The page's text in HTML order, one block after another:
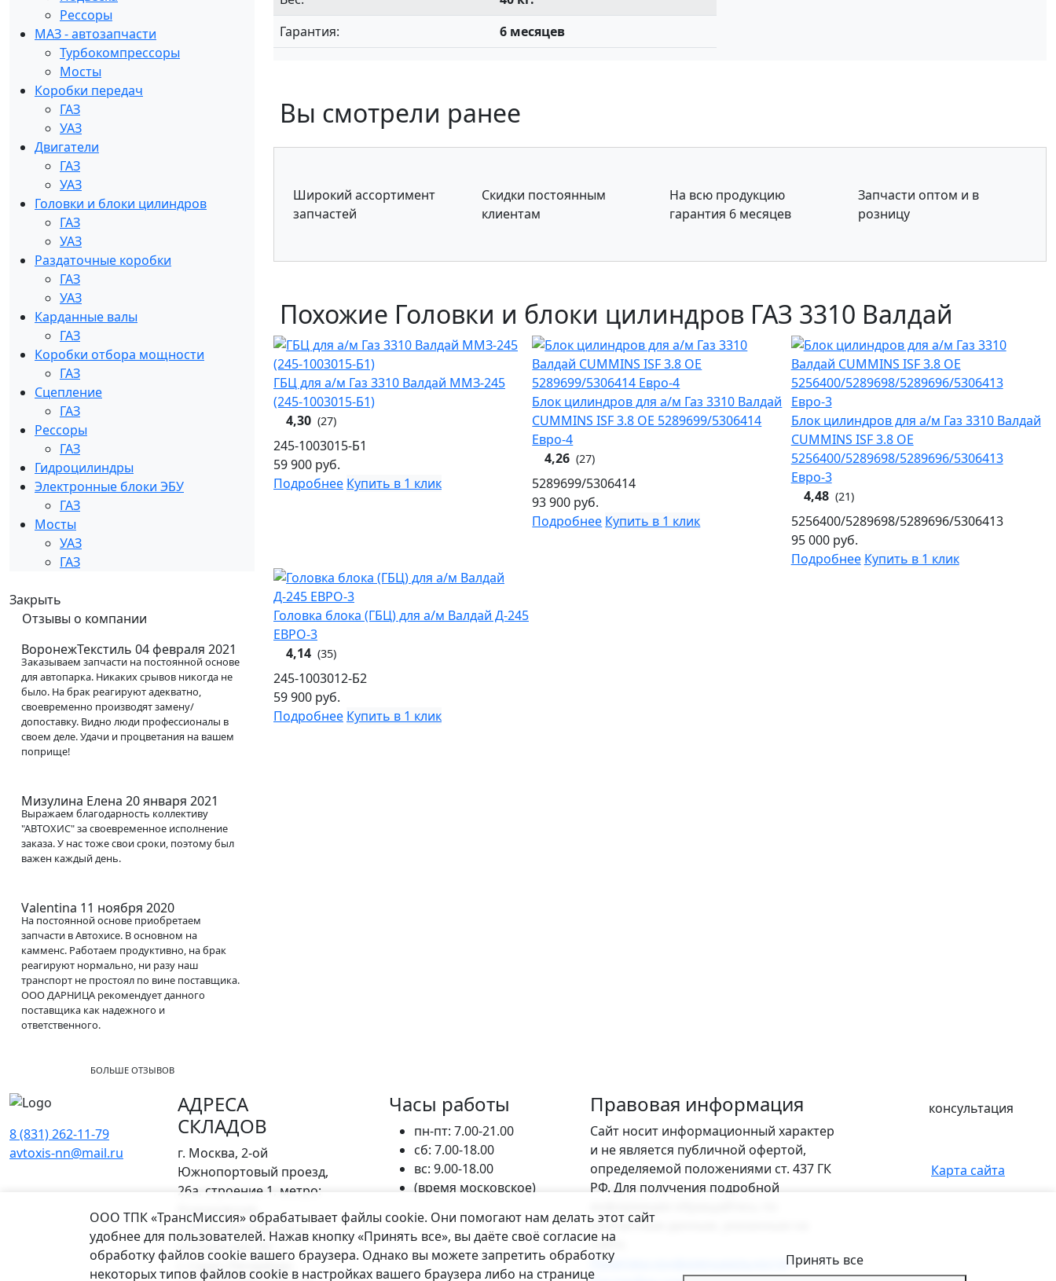
Рессоры
МАЗ - автозапчасти
Турбокомпрессоры
Мосты
Коробки передач
ГАЗ
УАЗ
Двигатели
ГАЗ
УАЗ
Головки и блоки цилиндров
ГАЗ
УАЗ
Раздаточные коробки
ГАЗ
УАЗ
Карданные валы
ГАЗ
Коробки отбора мощности
ГАЗ
Сцепление
ГАЗ
Рессоры
ГАЗ
Гидроцилиндры
Электронные блоки ЭБУ
ГАЗ
Мосты
УАЗ
ГАЗ
Закрыть
Отзывы о компании
ВоронежТекстиль 04 февраля 2021
Заказываем запчасти на постоянной основе
для автопарка. Никаких срывов никогда не
было. На брак реагируют адекватно,
своевременно производят замену/
допоставку. Видно люди профессионалы в
своем деле. Удачи и процветания на вашем
поприще!
Мизулина Елена 20 января 2021
Выражаем благодарность коллективу
"АВТОХИС" за своевременное исполнение
заказа. У нас тоже свои сроки, поэтому был
важен каждый день.
Valentina 11 ноября 2020
На постоянной основе приобретаем
запчасти в Автохисе. В основном на
камменс. Работаем продуктивно, на брак
реагируют нормально, ни разу наш
транспорт не простоял по вине поставщика.
ООО ДАРНИЦА рекомендует данного
поставщика как надежного и
ответственного.
БОЛЬШЕ ОТЗЫВОВ
Гарантия:
6 месяцев
Вы смотрели ранее
Широкий ассортимент
запчастей
Скидки постоянным
клиентам
На всю продукцию
гарантия 6 месяцев
Запчасти оптом и в
розницу
Похожие Головки и блоки цилиндров ГАЗ 3310 Валдай
ГБЦ для а/м Газ 3310 Валдай ММЗ-245
(245-1003015-Б1)
4,30 (27)
245-1003015-Б1
59 900 руб.
Подробнее Купить в 1 клик
Блок цилиндров для а/м Газ 3310 Валдай
CUMMINS ISF 3.8 OE 5289699/5306414
Евро-4
4,26 (27)
5289699/5306414
93 900 руб.
Подробнее Купить в 1 клик
Блок цилиндров для а/м Газ 3310 Валдай
CUMMINS ISF 3.8 OE
5256400/5289698/5289696/5306413
Евро-3
4,48 (21)
5256400/5289698/5289696/5306413
95 000 руб.
Подробнее Купить в 1 клик
Головка блока (ГБЦ) для а/м Валдай Д-245
ЕВРО-3
4,14 (35)
245-1003012-Б2
59 900 руб.
Подробнее Купить в 1 клик
8 (831) 262-11-79
avtoxis-nn@mail.ru
АДРЕСА
СКЛАДОВ
г. Москва, 2-ой
Южнопортовый проезд,
26а, строение 1, метро:
Кожуховская
г. Нижний Новгород,
ул.Ракетная, 9б
г. Санкт-Петербург,
Часы работы
пн-пт: 7.00-21.00
сб: 7.00-18.00
вс: 9.00-18.00
(время московское)
Правовая информация
Сайт носит информационный характер
и не является публичной офертой,
определяемой положениями ст. 437 ГК
РФ. Для получения подробной
контактным данным, указанным на
сайте.
Политика конфиденциальности
консультация
Карта сайта
Уведомление о файлах cookie
ООО ТПК «ТрансМиссия» обрабатывает файлы cookie. Они помогают нам делать этот сайт
удобнее для пользователей. Нажав кнопку «Принять все», вы даёте своё согласие на
обработку файлов cookie вашего браузера. Однако вы можете запретить обработку
некоторых типов файлов cookie в настройках вашего браузера либо на странице
Принять все